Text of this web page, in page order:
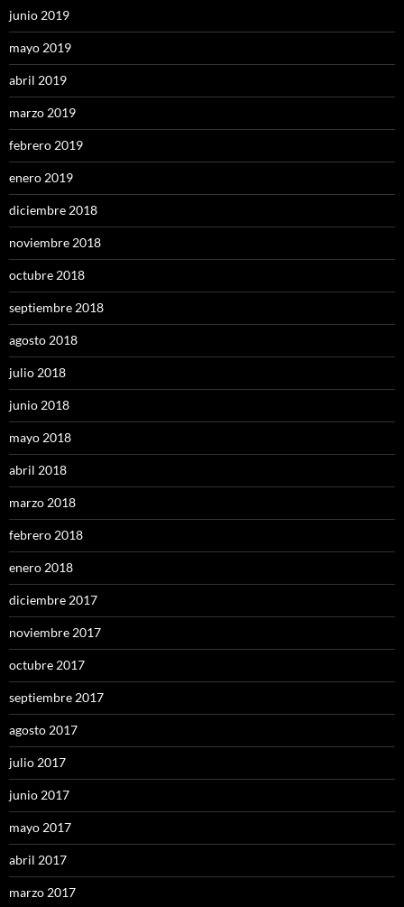
junio 2019
mayo 2019
abril 2019
marzo 2019
febrero 2019
enero 2019
diciembre 2018
noviembre 2018
octubre 2018
septiembre 2018
agosto 2018
julio 2018
junio 2018
mayo 2018
abril 2018
marzo 2018
febrero 2018
enero 2018
diciembre 2017
noviembre 2017
octubre 2017
septiembre 2017
agosto 2017
julio 2017
junio 2017
mayo 2017
abril 2017
marzo 2017